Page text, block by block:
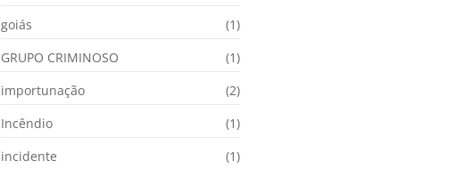
goiás
(1)
GRUPO CRIMINOSO
(1)
importunação
(2)
Incêndio
(1)
incidente
(1)